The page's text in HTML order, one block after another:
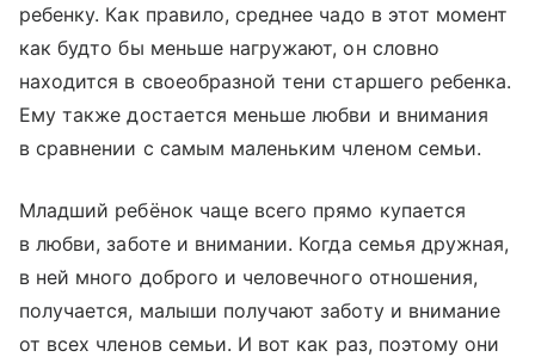
ребенку. Как правило, среднее чадо в этот момент
как будто бы меньше нагружают, он словно
находится в своеобразной тени старшего ребенка.
Ему также достается меньше любви и внимания
в сравнении с самым маленьким членом семьи.
Младший ребёнок чаще всего прямо купается
в любви, заботе и внимании. Когда семья дружная,
в ней много доброго и человечного отношения,
получается, малыши получают заботу и внимание
от всех членов семьи. И вот как раз, поэтому они